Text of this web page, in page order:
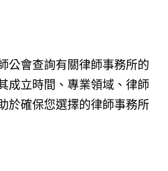
公會查詢有關律師事務所的
成立時間、專業領域、律師
於確保您選擇的律師事務所